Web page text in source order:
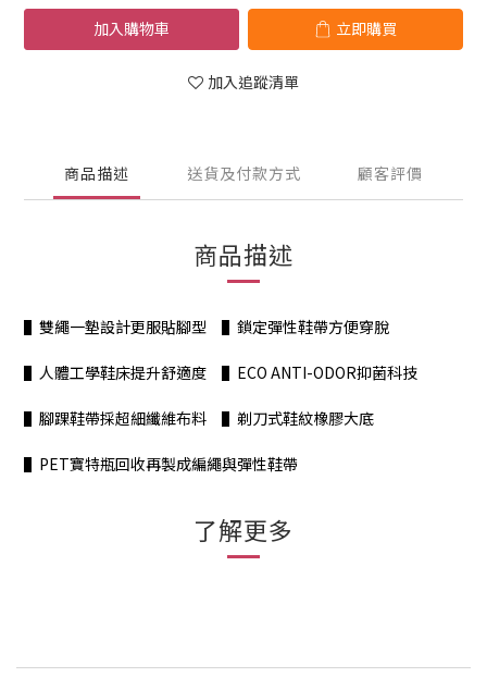
加入購物車 立即購買
加入追蹤清單
商品描述 送貨及付款方式 顧客評價
商品描述
▌雙繩一墊設計更服貼腳型 ▌鎖定彈性鞋帶方便穿脫
▌人體工學鞋床提升舒適度 ▌ECO ANTI-ODOR抑菌科技
▌腳踝鞋帶採超細纖維布料 ▌剃刀式鞋紋橡膠大底
▌PET寶特瓶回收再製成編繩與彈性鞋帶
了解更多